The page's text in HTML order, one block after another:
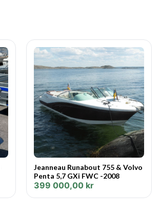
Jeanneau Runabout 755 & Volvo
Penta 5,7 GXi FWC -2008
399 000,00 kr